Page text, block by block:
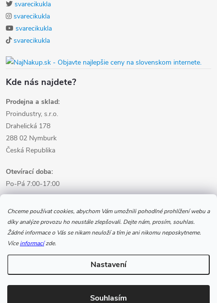
Chceme používat cookies, abychom Vám umožnili pohodlné prohlížení webu a
díky analýze provozu ho neustále zlepšovali. Dejte nám, prosím, souhlas.
Žádné informace o Vás se nikam neuloží a tím je ani nikomu neposkytneme.
Víceinformacízde.
Nastavení
Souhlasím
svarecikukla
svarecikukla
svarecikukla
svarecikukla
Kde nás najdete?
Prodejna a sklad:
Proindustry, s.r.o.
Drahelická 178
288 02 Nymburk
Česká Republika
Otevírací doba:
Po-Pá 7:00-17:00
Informace pro nákup
Informace pro Vás
Copyright 2026www.svarecikukla.cz | svářecí technika a vybavení
svářeče. Všechna práva vyhrazena.